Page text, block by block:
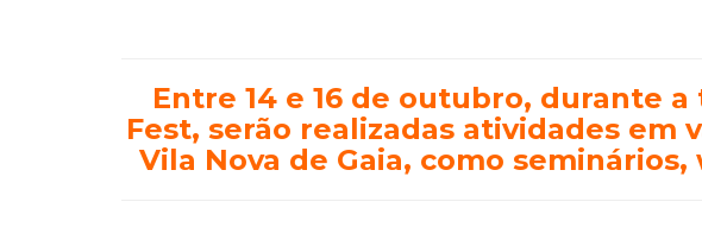
Entre 14 e 16 de outubro, durante
Fest, serão realizadas atividades em
Vila Nova de Gaia, como